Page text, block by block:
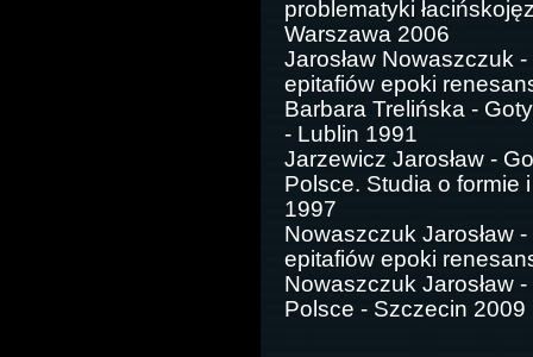
problematyki
Warszawa 2006
Jarosław Nowaszczuk
epitafiów epoki
Barbara Trelińska -
- Lublin 1991
Jarzewicz Jarosław -
Polsce. Studia o formie
1997
Nowaszczuk Jarosław
epitafiów epoki
Nowaszczuk Jarosław
Polsce - Szczecin 2009